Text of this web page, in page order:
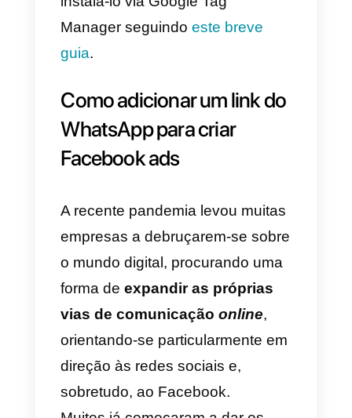
conversa com a tua equipa de
venda ou apoio ao cliente, terás
integrado na tua página
drasticamente as probabilidades
do tráfego gerado ser convertido
em conversas, deverás garantir
que o link para o WhatsApp
aparece em todas as páginas do
teuwebsite.